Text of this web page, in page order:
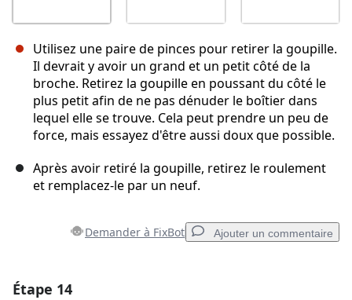
Utilisez une paire de pinces pour retirer la goupille.
Il devrait y avoir un grand et un petit côté de la
broche. Retirez la goupille en poussant du côté le
plus petit afin de ne pas dénuder le boîtier dans
lequel elle se trouve. Cela peut prendre un peu de
force, mais essayez d'être aussi doux que possible.
Après avoir retiré la goupille, retirez le roulement
et remplacez-le par un neuf.
Demander à FixBot Ajouter un commentaire
Étape 14